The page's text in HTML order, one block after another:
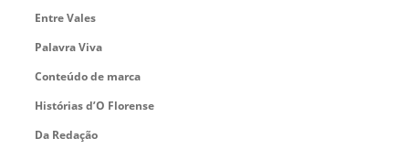
Entre Vales
Palavra Viva
Conteúdo de marca
Histórias d’O Florense
Da Redação